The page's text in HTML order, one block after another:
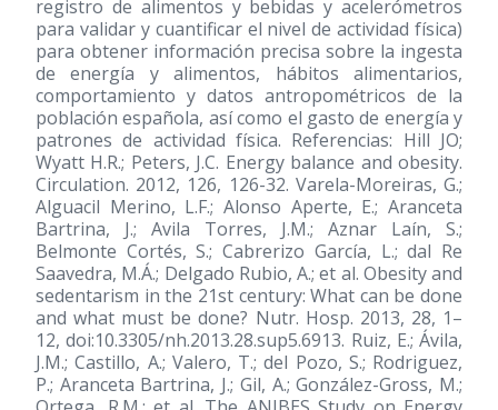
registro de alimentos y bebidas y acelerómetros
para validar y cuantificar el nivel de actividad física)
para obtener información precisa sobre la ingesta
de energía y alimentos, hábitos alimentarios,
comportamiento y datos antropométricos de la
población española, así como el gasto de energía y
patrones de actividad física. Referencias: Hill JO;
Wyatt H.R.; Peters, J.C. Energy balance and obesity.
Circulation. 2012, 126, 126-32. Varela-Moreiras, G.;
Alguacil Merino, L.F.; Alonso Aperte, E.; Aranceta
Bartrina, J.; Avila Torres, J.M.; Aznar Laín, S.;
Belmonte Cortés, S.; Cabrerizo García, L.; dal Re
Saavedra, M.Á.; Delgado Rubio, A.; et al. Obesity and
sedentarism in the 21st century: What can be done
and what must be done? Nutr. Hosp. 2013, 28, 1–
12, doi:10.3305/nh.2013.28.sup5.6913. Ruiz, E.; Ávila,
J.M.; Castillo, A.; Valero, T.; del Pozo, S.; Rodriguez,
P.; Aranceta Bartrina, J.; Gil, A.; González-Gross, M.;